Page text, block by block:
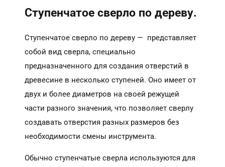
Ступенчатое сверло по дереву.
Ступенчатое сверло по дереву — представляет
собой вид сверла, специально
предназначенного для создания отверстий в
древесине в несколько ступеней. Оно имеет от
двух и более диаметров на своей режущей
части разного значения, что позволяет сверлу
создавать отверстия разных размеров без
необходимости смены инструмента.
Обычно ступенчатые сверла используются для